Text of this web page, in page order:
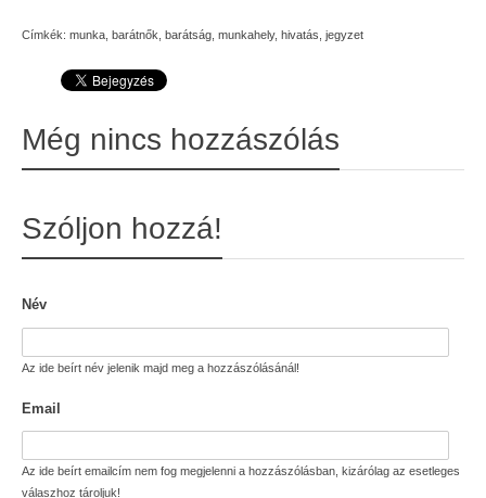
Címkék: munka barátnők barátság munkahely, hivatás jegyzet
Még nincs hozzászólás
Szóljon hozzá!
Név
Az ide beírt név jelenik majd meg a hozzászólásánál!
Email
Az ide beírt emailcím nem fog megjelenni a hozzászólásban, kizárólag az esetleges
válaszhoz tároljuk!